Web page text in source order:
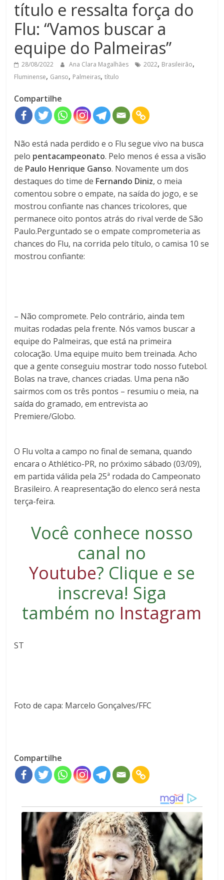
título e ressalta força do
Flu: “Vamos buscar a
equipe do Palmeiras”
28/08/2022 Ana Clara Magalhães 2022, Brasileirão,
Fluminense, Ganso, Palmeiras,título
Compartilhe
Não está nada perdido e o Flu segue vivo na busca
pelo pentacampeonato. Pelo menos é essa a visão
de Paulo Henrique Ganso. Novamente um dos
destaques do time de Fernando Diniz, o meia
comentou sobre o empate, na saída do jogo, e se
mostrou confiante nas chances tricolores, que
permanece oito pontos atrás do rival verde de São
Paulo.Perguntado se o empate comprometeria as
chances do Flu, na corrida pelo título, o camisa 10 se
mostrou confiante:
– Não compromete. Pelo contrário, ainda tem
muitas rodadas pela frente. Nós vamos buscar a
equipe do Palmeiras, que está na primeira
colocação. Uma equipe muito bem treinada. Acho
que a gente conseguiu mostrar todo nosso futebol.
Bolas na trave, chances criadas. Uma pena não
sairmos com os três pontos – resumiu o meia, na
saída do gramado, em entrevista ao
Premiere/Globo.
O Flu volta a campo no final de semana, quando
encara o Athlético-PR, no próximo sábado (03/09),
em partida válida pela 25ª rodada do Campeonato
Brasileiro. A reapresentação do elenco será nesta
terça-feira.
Você conhece nosso
canal no
Youtube? Clique e se
inscreva! Siga
também no Instagram
ST
Foto de capa: Marcelo Gonçalves/FFC
Compartilhe